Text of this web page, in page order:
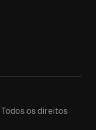
Todos os direitos